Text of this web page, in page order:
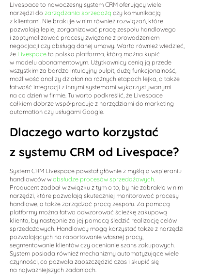
Livespace to nowoczesny system CRM oferujący wiele
narzędzi dozarządzania sprzedażą czy komunikacją
z klientami. Nie brakuje w nim również rozwiązań, które
pozwalają lepiej zorganizować pracę zespołu handlowego
i zoptymalizować procesy związane z prowadzeniem
negocjacji czy obsługą danej umowy. Warto również wiedzieć,
że Livespaceto polska platforma, którą można kupić
w modelu abonamentowym. Użytkownicy cenią ją przede
wszystkim za bardzo intuicyjny pulpit, dużą funkcjonalność,
możliwość analizy działań na różnych etapach lejka, a także
łatwość integracji z innymi systemami wykorzystywanymi
na co dzień w firmie. Tu warto podkreślić, że Livespace
całkiem dobrze współpracuje z narzędziami do marketing
automation czy usługami Google.
Dlaczego warto korzystać
z systemu CRM od Livespace?
System CRM Livespace powstał głównie z myślą o wspieraniu
handlowców wobsłudze procesów sprzedażowych
Producent zadbał w związku z tym o to, by nie zabrakło w nim
narzędzi, które pozwalają skuteczniej monitorować procesy
handlowe, a także zarządzać pracą zespołu. Za pomocą
platformy można łatwo odwzorować ścieżkę zakupową
klienta, by następnie za jej pomocą śledzić realizację celów
sprzedażowych. Handlowcy mogą korzystać także z narzędzi
pozwalających na raportowanie własnej pracy,
segmentowanie klientów czy ocenianie szans zakupowych.
System posiada również mechanizmy automatyzujące wiele
czynności, co pozwala zaoszczędzić czas i skupić się
na najważniejszych zadaniach.